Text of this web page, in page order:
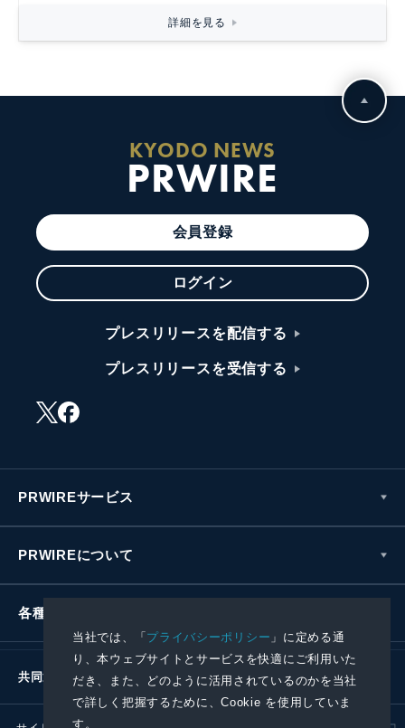
当社では、「プライバシーポリシー 」に定める通
り、本ウェブサイトとサービスを快適にご利用いた
だき、また、どのように活用されているのかを当社
で詳しく把握するために、Cookie を使用していま
す。
詳細を見る
KYODO NEWS
PRWIRE
会員登録
ログイン
プレスリリースを配信する
プレスリリースを受信する
PRWIREサービス
PRWIREについて
各種お問い合わせ
共同通信社グループ